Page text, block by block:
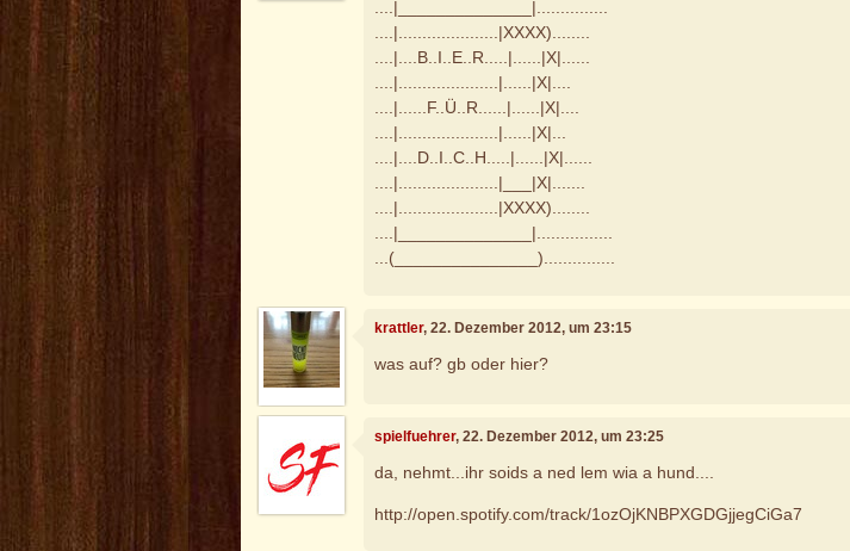
....|______________|...............
....|.....................|XXXX)........
....|....B..I..E..R.....|......|X|......
....|.....................|......|X|....
....|......F..Ü..R......|......|X|....
....|.....................|......|X|...
....|....D..I..C..H.....|......|X|......
....|.....................|___|X|.......
....|.....................|XXXX)........
....|______________|................
...(_______________)...............
krattler, 22. Dezember 2012, um 23:15
was auf? gb oder hier?
spielfuehrer, 22. Dezember 2012, um 23:25
da, nehmt...ihr soids a ned lem wia a hund....
http://open.spotify.com/track/1ozOjKNBPXGDGjjegCiGa7